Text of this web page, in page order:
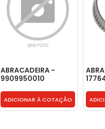
ABRACADEIRA -
9909950010
ADICIONAR À COTAÇÃO